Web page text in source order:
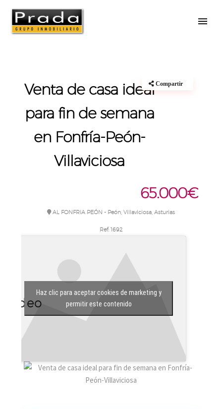
Venta de casa ideal
para fin de semana
en Fonfría-Peón-
Villaviciosa
65.000€
AL FONFRIA PEÓN - Peón, Villaviciosa, Asturias
Ref: 1692
Compartir
Vídeo
Haz clic para aceptar cookies de marketing y
permitir este contenido